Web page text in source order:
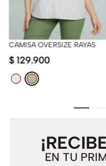
CAMISA OVERSIZE RAYAS
$ 129.900
EN TU